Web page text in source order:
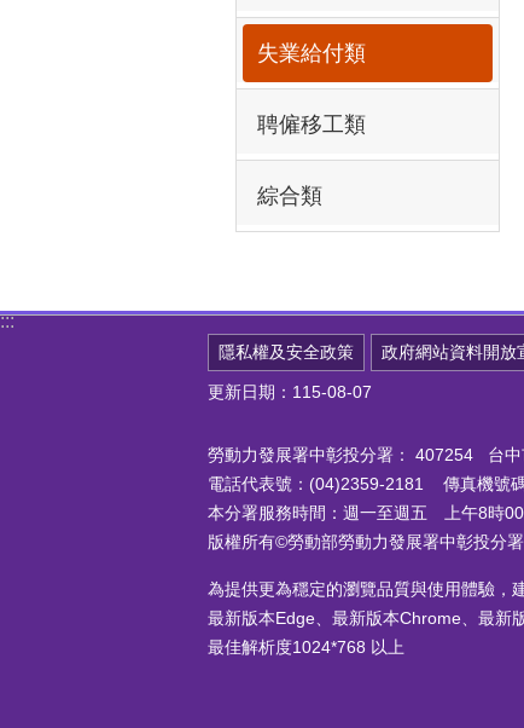
失業給付類
聘僱移工類
綜合類
:::
隱私權及安全政策 政府網站資料開放
更新日期：115-08-07
勞動力發展署中彰投分署： 407254 台中
電話代表號：(04)2359-2181 傳真機號
本分署服務時間：週一至週五 上午8時
版權所有©勞動部勞動力發展署中彰投分署
為提供更為穩定的瀏覽品質與使用體驗，
最新版本Edge、最新版本Chrome、最新
最佳解析度1024*768 以上